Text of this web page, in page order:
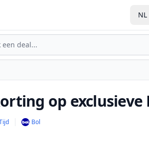
NL
op exclusieve
Bol